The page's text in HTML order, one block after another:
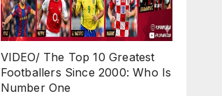
VIDEO/ The Top 10 Greatest
Footballers Since 2000: Who Is
Number One